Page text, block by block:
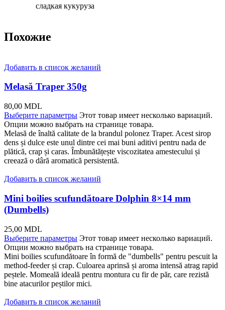
сладкая кукуруза
Похожие
Добавить в список желаний
Melasă Traper 350g
80,00 MDL
Выберите параметры Этот товар имеет несколько вариаций.
Опции можно выбрать на странице товара.
Melasă de înaltă calitate de la brandul polonez Traper. Acest sirop
dens și dulce este unul dintre cei mai buni aditivi pentru nada de
plătică, crap și caras. Îmbunătățește viscozitatea amestecului și
creează o dâră aromatică persistentă.
Добавить в список желаний
Mini boilies scufundătoare Dolphin 8×14 mm
(Dumbells)
25,00 MDL
Выберите параметры Этот товар имеет несколько вариаций.
Опции можно выбрать на странице товара.
Mini boilies scufundătoare în formă de "dumbells" pentru pescuit la
method-feeder și crap. Culoarea aprinsă și aroma intensă atrag rapid
peștele. Momeală ideală pentru montura cu fir de păr, care rezistă
bine atacurilor peștilor mici.
Добавить в список желаний